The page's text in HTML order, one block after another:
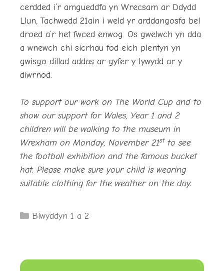
cerdded i’r amgueddfa yn Wrecsam ar Ddydd
Llun, Tachwedd 21ain i weld yr arddangosfa bel
droed a’r het fwced enwog. Os gwelwch yn dda
a wnewch chi sicrhau fod eich plentyn yn
gwisgo dillad addas ar gyfer y tywydd ar y
diwrnod.
To support our work on The World Cup and to
show our support for Wales, Year 1 and 2
children will be walking to the museum in
Wrexham on Monday, November 21stto see
the football exhibition and the famous bucket
hat. Please make sure your child is wearing
suitable clothing for the weather on the day.
Categories
Blwyddyn 1 a 2